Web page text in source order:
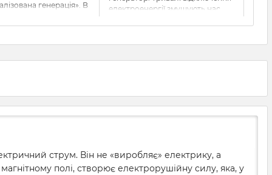
генерація». В
доводиться шукати
— котлів і
вам слід знати, що
електроенергії змушують нас
має бутигенератор для
кав’ярні.
струм. Він не «виробляє» електрику, а
полі, створює електрорушійну силу, яка, у